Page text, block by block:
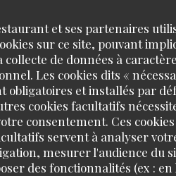
et ses partenaires
sur ce site, pouvant
collecte de données à
Les cookies dits «
obligatoires et installés par
cookies facultatifs
consentement. Ces cookies
servent à analyser
mesurer l'audience du
des fonctionnalités (ex : en
régalés. Néanmoins les prix
de la qualité des plats.
4